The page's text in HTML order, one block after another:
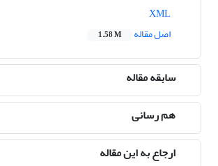
اصل مقاله
1.58 M
سابقه مقاله
هم رسانی
ارجاع به این مقاله